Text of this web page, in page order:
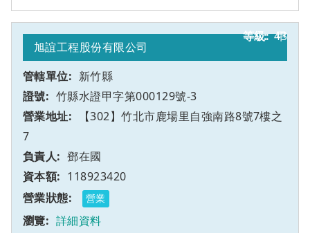
43
旭誼工程股份有限公司
新竹縣
竹縣水證甲字第000129號-3
【302】竹北市鹿場里自強南路8號7樓之
7
甲
鄧在國
118923420
營業
詳細資料